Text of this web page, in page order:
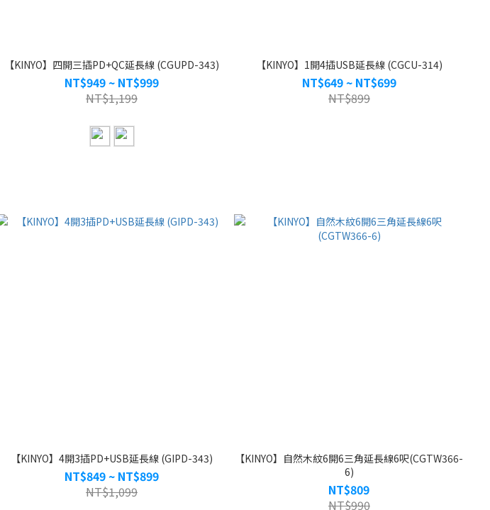
【KINYO】四開三插PD+QC延長線 (CGUPD-343)
NT$949 ~ NT$999
NT$1,199
【KINYO】1開4插USB延長線 (CGCU-314)
NT$649 ~ NT$699
NT$899
【KINYO】4開3插PD+USB延長線 (GIPD-343)
NT$849 ~ NT$899
NT$1,099
【KINYO】自然木紋6開6三角延長線6呎(CGTW366-
6)
NT$809
NT$990